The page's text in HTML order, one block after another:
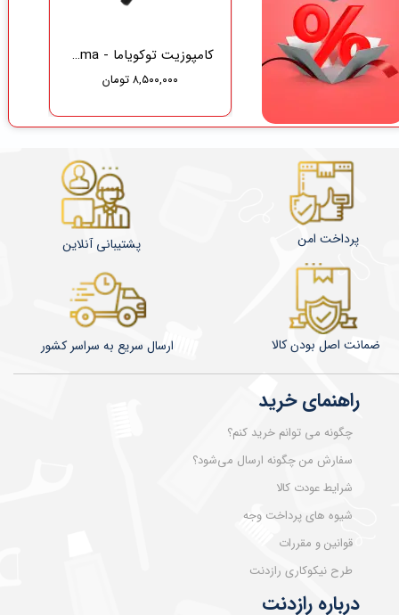
کامپوزیت توکویاما - Tokuyama
۸,۵۰۰,۰۰۰ تومان
گاز دندانپزشکی نفیس طب سلامت
۳۷۵,۰۰۰ تومان
درباره رازدنت
راهنمای خرید
چگونه می توانم خرید کنم؟
سفارش من چگونه ارسال می‌شود؟
شرایط عودت کالا
شیوه های پرداخت وجه
قوانین و مقررات
طرح نیکوکاری رازدنت
​​​​ارسال سریع به سراسر کشور ضمانت اصل بودن کالا
پشتیبانی آنلاین پرداخت امن